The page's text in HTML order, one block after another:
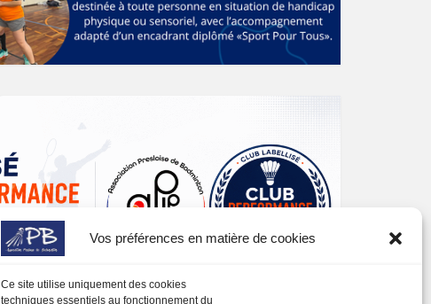
Vos préférences en matière de cookies
Ce site utilise uniquement des cookies
techniques essentiels au fonctionnement du